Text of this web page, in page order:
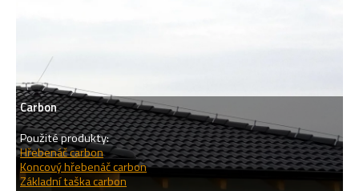
Carbon
Použité produkty:
Hřebenáč carbon
Koncový hřebenáč carbon
Základní taška carbon